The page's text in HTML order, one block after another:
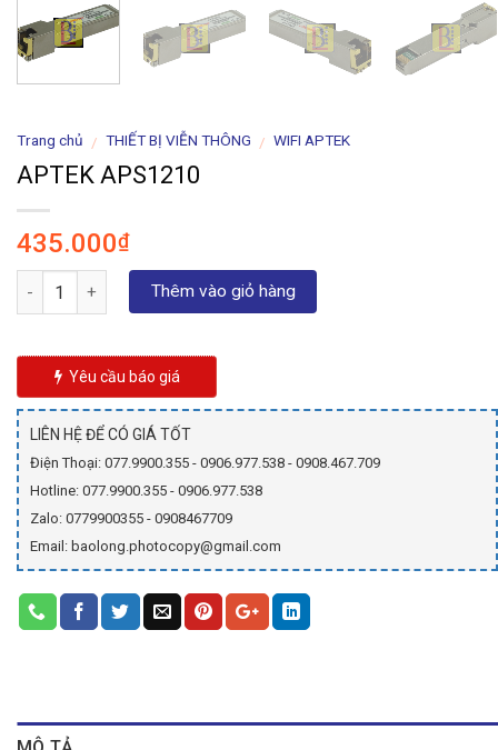
Trang chủ / THIẾT BỊ VIỄN THÔNG / WIFI APTEK
APTEK APS1210
435.000₫
Số lượng Thêm vào giỏ hàng
Yêu cầu báo giá
LIÊN HỆ ĐỂ CÓ GIÁ TỐT
Điện Thoại: 077.9900.355 - 0906.977.538 - 0908.467.709
Hotline: 077.9900.355 - 0906.977.538
Zalo: 0779900355 - 0908467709
Email: baolong.photocopy@gmail.com